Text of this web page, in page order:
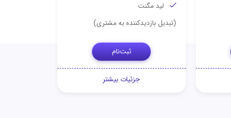
لید مگنت
(تبدیل بازدیدکننده به مشتری)
ثبت‌نام
جزئیات بیشتر